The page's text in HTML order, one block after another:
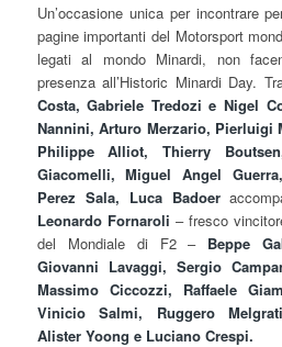
Un’occasione unica per incontrare
pagine importanti del Motorsport
legati al mondo Minardi, non
presenza all’Historic Minardi Day.
Costa, Gabriele Tredozi e Nigel
Nannini, Arturo Merzario, Pierluigi
Philippe Alliot, Thierry
Giacomelli, Miguel Angel
Perez Sala, Luca Badoer
Leonardo Fornaroli – fresco
del Mondiale di F2 – Beppe
Giovanni Lavaggi, Sergio
Massimo Ciccozzi, Raffaele
Vinicio Salmi, Ruggero
Alister Yoong e Luciano Crespi.